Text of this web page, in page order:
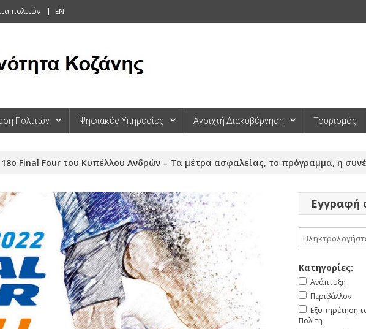
πολιτών EN
Πολιτών Ψηφιακές Υπηρεσίες Ανοιχτή Διακυβέρνηση Τουρισμός
18o Final Four του Κυπέλλου Ανδρών – Τα μέτρα ασφαλείας, το πρόγραμμα, η
Εγγραφή
Κατηγορίες:
Ανάπτυξη
Περιβάλλον
Εξυπηρέτηση
Πολίτη